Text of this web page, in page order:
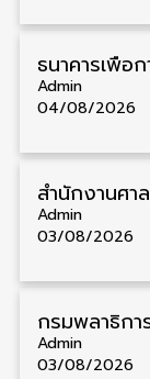
Admin
04/08/2026
Admin
03/08/2026
Admin
03/08/2026